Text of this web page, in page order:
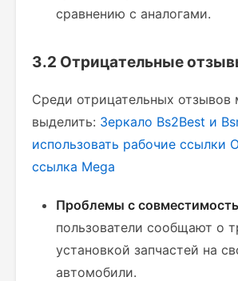
сравнению с аналогами.
3.2 Отрицательные
Среди отрицательных отзывов
выделить: Зеркало Bs2Best и
использовать рабочие ссылки
ссылка Mega
Проблемы с
пользователи сообщают о
установкой запчастей на
автомобили.